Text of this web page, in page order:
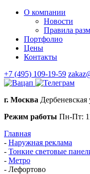
О компании
Новости
Правила
Портфолио
Цены
Контакты
+7 (495) 109-19-59
г. Москва Дербеневская
Режим работы Пн-Пт:
Главная
- Наружная реклама
- Тонкие световые
- Метро
- Лефортово